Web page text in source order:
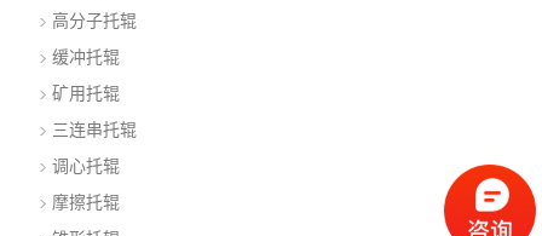
高分子托辊
缓冲托辊
矿用托辊
三连串托辊
调心托辊
摩擦托辊